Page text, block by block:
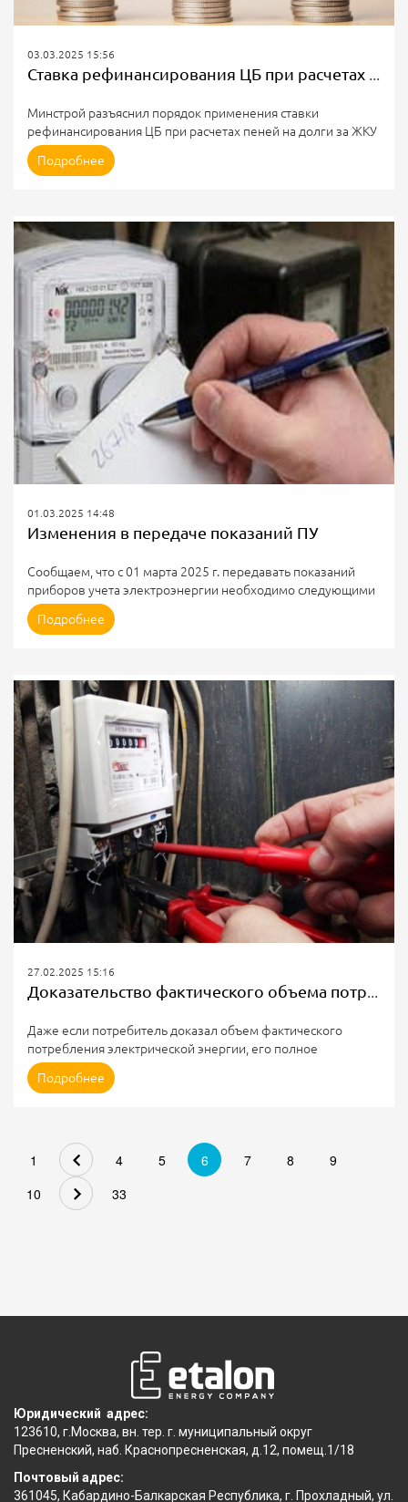
03.03.2025 15:56
Ставка рефинансирования ЦБ при расчетах пеней за ЖКУ
Минстрой разъяснил порядок применения ставки
рефинансирования ЦБ при расчетах пеней на долги за ЖКУ
Минстрой России письмом от 03.02.2025 N 2748−ОГ/00
разъяснял порядок применения ставки рефинансирования
правовой системе «Консультант».
В письме ведомства сообщается, что Правительством
принято постановление от 26 марта 2022 года N 474 «О
некоторых...
Подробнее
01.03.2025 14:48
Изменения в передаче показаний ПУ
Сообщаем, что с 01 марта 2025 г. передавать показаний
приборов учета электроэнергии необходимо следующими
способами:
СМС-сообщения: +7 (938) 075-97-18 (Сообщение должно
содержать в себе: номер лицевого счёта абонента, ФИО
абонента, адрес, показания прибора учёта, дату снятия
показаний абонентом. СМС-сообщение является платным.
Стоимость отправки СМС-сообщения необходимо уточнять
у оператора мобильной связи.
Через функционал личного кабинета...
Подробнее
27.02.2025 15:16
Доказательство фактического объема потребления при безучетном потреблении
Даже если потребитель доказал объем фактического
потребления электрической энергии, его полное
освобождение от ответственности за безучетное
потребление недопустимо.
СУТЬ СПОРА:
Потребитель обратился в суд с иском об обязании
гарантирующего поставщика произвести перерасчет.
Гарантирующий поставщик подал встречный иск о
взыскании с потребителя стоимости безучетного...
Подробнее
1 4 5 6 7 8
9
10
33
Юридический адрес:
123610, г.Москва, вн. тер. г. муниципальный округ
Пресненский, наб. Краснопресненская, д.12, помещ.1/18
Почтовый адрес:
361045, Кабардино-Балкарская Республика, г. Прохладный, ул.